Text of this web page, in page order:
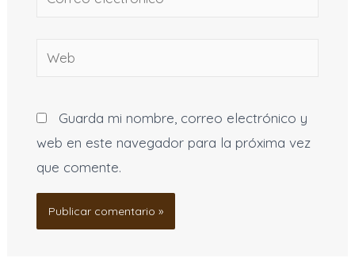
Web
Guarda mi nombre, correo electrónico y
web en este navegador para la próxima vez
que comente.